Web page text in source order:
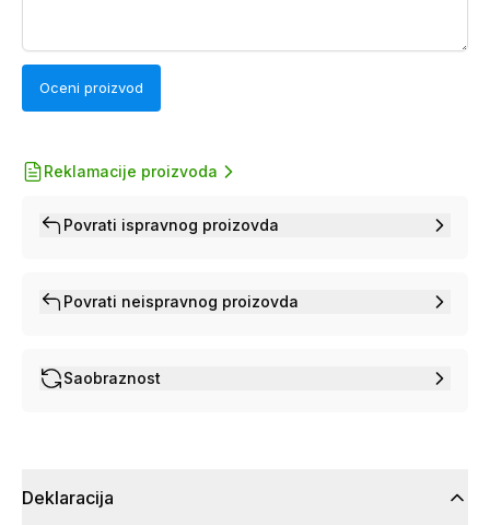
Oceni proizvod
Reklamacije proizvoda
Povrati ispravnog proizovda
Povrati neispravnog proizovda
Saobraznost
Deklaracija